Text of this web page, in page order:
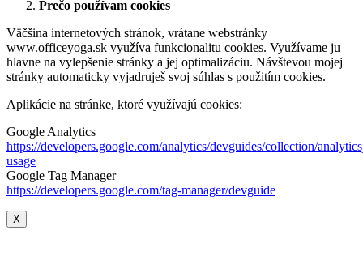
Prečo používam cookies
Väčšina internetových stránok, vrátane webstránky
www.officeyoga.sk využíva funkcionalitu cookies. Využívame ju
hlavne na vylepšenie stránky a jej optimalizáciu. Návštevou mojej
stránky automaticky vyjadruješ svoj súhlas s použitím cookies.
Aplikácie na stránke, ktoré využívajú cookies:
Google Analytics
https://developers.google.com/analytics/devguides/collection/
usage
Google Tag Manager
https://developers.google.com/tag-manager/devguide
X